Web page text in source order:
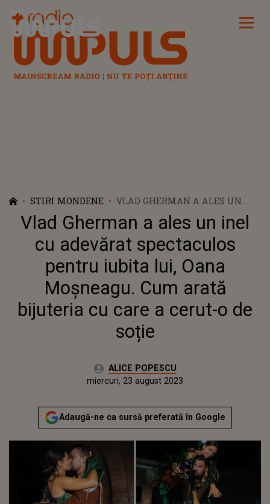
Radio Impuls
STIRI MONDENE
VLAD GHERMAN A ALES UN
INEL CU ADEVĂRAT
SPECTACULOS PENTRU IUBITA
LUI, OANA MOȘNEAGU. CUM
ARATĂ BIJUTERIA CU CARE A
CERUT-O DE SOȚIE
Vlad Gherman a ales un inel
cu adevărat spectaculos
pentru iubita lui, Oana
Moșneagu. Cum arată
bijuteria cu care a cerut-o de
soție
Autor:ALICE POPESCU
Publicat:
miercuri, 23 august 2023
Adaugă-ne ca sursă preferată în Google